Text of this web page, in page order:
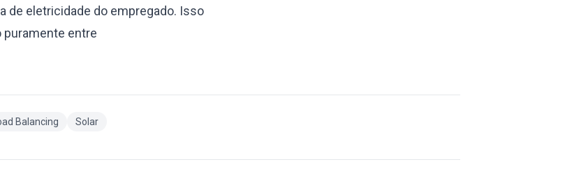
de eletricidade do empregado. Isso
puramente entre
Balancing Solar